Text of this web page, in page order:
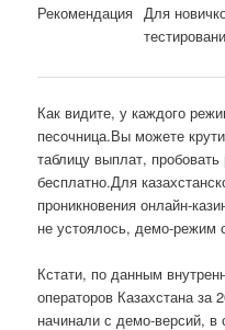
Рекомендация Для
Как видите, у каждого
песочница.Вы можете
таблицу выплат,
бесплатно.Для
проникновения онлайн-
не устоялось, демо-режим
Кстати, по данным
операторов Казахстана за
начинали с демо-версий,